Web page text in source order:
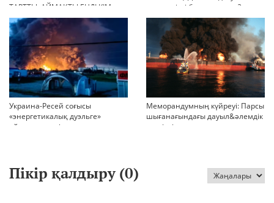
ТАРТТЫ. АЙМАҚТЫ ЕНДІ КІМ
БАСҚАРАДЫ?
шиеленісті бәсеңдете ме?
Украина-Ресей соғысы
«энергетикалық дуэльге»
айналып кетті
Меморандумның күйреуі: Парсы
шығанағындағы дауыл&әлемдік
тәртіптің сын сағаты соғып тұр
Пікір қалдыру (0)